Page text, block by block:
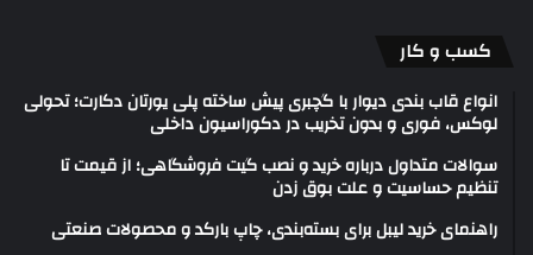
کسب و کار
انواع قاب بندی دیوار با گچبری پیش ساخته پلی یورتان دکارت؛ تحولی
لوکس، فوری و بدون تخریب در دکوراسیون داخلی
سوالات متداول درباره خرید و نصب گیت فروشگاهی؛ از قیمت تا
تنظیم حساسیت و علت بوق زدن
راهنمای خرید لیبل برای بسته‌بندی، چاپ بارکد و محصولات صنعتی